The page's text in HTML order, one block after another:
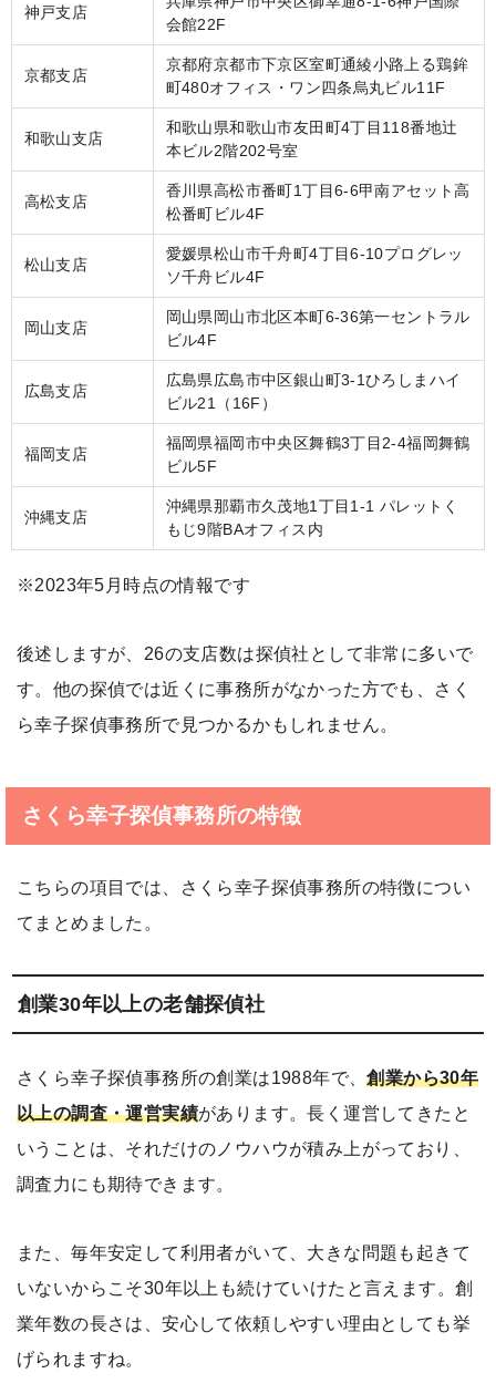
神戸支店
会館22F
京都支店
京都府京都市下京区室町通綾小路上る鶏鉾
町480オフィス・ワン四条烏丸ビル11F
和歌山支店
和歌山県和歌山市友田町4丁目118番地辻
本ビル2階202号室
高松支店
香川県高松市番町1丁目6-6甲南アセット高
松番町ビル4F
松山支店
愛媛県松山市千舟町4丁目6-10プログレッ
ソ千舟ビル4F
岡山支店
岡山県岡山市北区本町6-36第一セントラル
ビル4F
広島支店
広島県広島市中区銀山町3-1ひろしまハイ
ビル21（16F）
福岡支店
福岡県福岡市中央区舞鶴3丁目2-4福岡舞鶴
ビル5F
沖縄支店
沖縄県那覇市久茂地1丁目1-1 パレットく
もじ9階BAオフィス内
※2023年5月時点の情報です
後述しますが、26の支店数は探偵社として非常に多いで
す。他の探偵では近くに事務所がなかった方でも、さく
ら幸子探偵事務所で見つかるかもしれません。
さくら幸子探偵事務所の特徴
こちらの項目では、さくら幸子探偵事務所の特徴につい
てまとめました。
創業30年以上の老舗探偵社
さくら幸子探偵事務所の創業は1988年で、創業から30年
以上の調査・運営実績があります。長く運営してきたと
いうことは、それだけのノウハウが積み上がっており、
調査力にも期待できます。
また、毎年安定して利用者がいて、大きな問題も起きて
いないからこそ30年以上も続けていけたと言えます。創
業年数の長さは、安心して依頼しやすい理由としても挙
げられますね。